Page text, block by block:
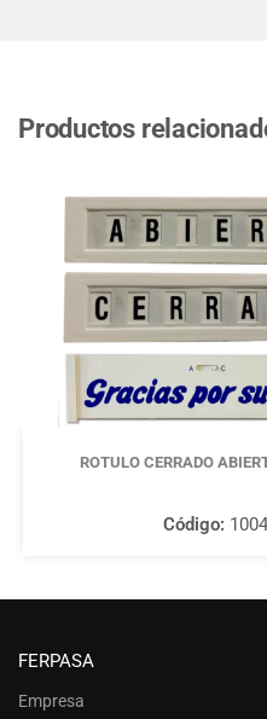
Productos
ROTULO CERRADO
Código: 1004
FERPASA
Empresa